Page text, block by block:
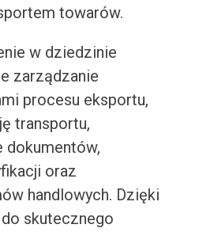
towarów.
w dziedzinie
zarządzanie
procesu eksportu,
transportu,
dokumentów,
oraz
handlowych. Dzięki
skutecznego